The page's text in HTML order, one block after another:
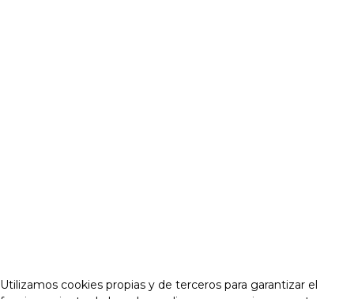
Utilizamos cookies propias y de terceros para garantizar el